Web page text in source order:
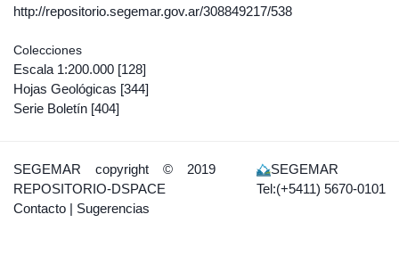
http://repositorio.segemar.gov.ar/308849217/538
Colecciones
Escala 1:200.000 [128]
Hojas Geológicas [344]
Serie Boletín [404]
SEGEMAR copyright © 2019
REPOSITORIO-DSPACE
Contacto | Sugerencias
SEGEMAR
Tel:(+5411) 5670-0101